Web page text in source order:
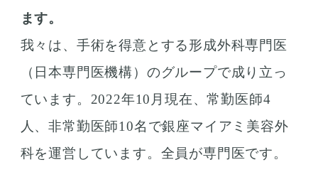
ます。
我々は、手術を得意とする形成外科専門医
（日本専門医機構）のグループで成り立っ
ています。2022年10月現在、常勤医師4
人、非常勤医師10名で銀座マイアミ美容外
科を運営しています。全員が専門医です。